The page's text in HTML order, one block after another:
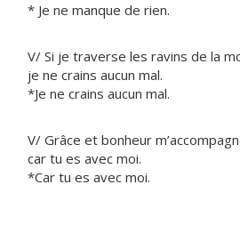
* Je ne manque de rien.
V/ Si je traverse les ravins de la
je ne crains aucun mal.
*Je ne crains aucun mal.
V/ Grâce et bonheur
car tu es avec moi.
*Car tu es avec moi.